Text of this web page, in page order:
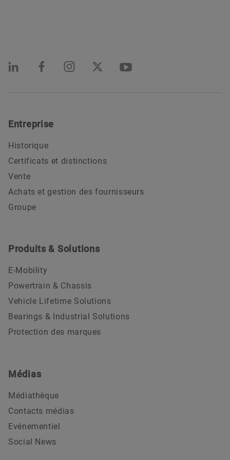
Entreprise
Historique
Certificats et distinctions
Vente
Achats et gestion des fournisseurs
Groupe
Produits & Solutions
E-Mobility
Powertrain & Chassis
Vehicle Lifetime Solutions
Bearings & Industrial Solutions
Protection des marques
Médias
Médiathèque
Contacts médias
Evénementiel
Social News